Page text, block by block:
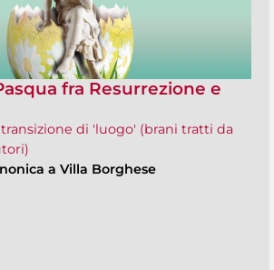
fra Resurrezione e
transizione di 'luogo' (brani tratti da
a Villa Borghese